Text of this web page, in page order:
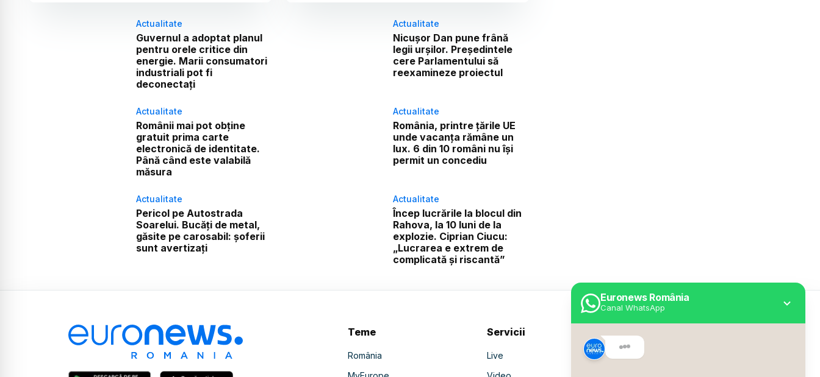
Euronews România
Canal WhatsApp
Actualitate
Guvernul a adoptat planul
pentru orele critice din
energie. Marii consumatori
industriali pot fi
deconectați
Actualitate
Nicușor Dan pune frână
legii urșilor. Președintele
cere Parlamentului să
reexamineze proiectul
Actualitate
Românii mai pot obține
gratuit prima carte
electronică de identitate.
Până când este valabilă
măsura
Actualitate
România, printre țările UE
unde vacanța rămâne un
lux. 6 din 10 români nu își
permit un concediu
Actualitate
Pericol pe Autostrada
Soarelui. Bucăți de metal,
găsite pe carosabil: șoferii
sunt avertizați
Actualitate
Încep lucrările la blocul din
Rahova, la 10 luni de la
explozie. Ciprian Ciucu:
„Lucrarea e extrem de
complicată și riscantă”
Teme
România
Servicii
Live
Despre Euronews